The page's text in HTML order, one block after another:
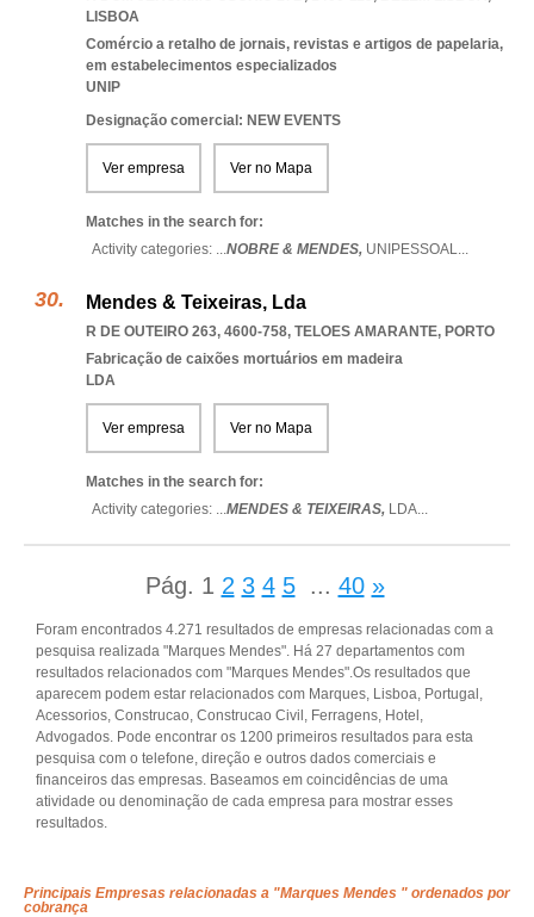
LISBOA
Comércio a retalho de jornais, revistas e artigos de papelaria,
em estabelecimentos especializados
UNIP
Designação comercial: NEW EVENTS
Ver empresa Ver no Mapa
Matches in the search for:
Activity categories: ...NOBRE & MENDES, UNIPESSOAL...
Mendes & Teixeiras, Lda
R DE OUTEIRO 263, 4600-758, TELOES AMARANTE, PORTO
Fabricação de caixões mortuários em madeira
LDA
Ver empresa Ver no Mapa
Matches in the search for:
Activity categories: ...MENDES & TEIXEIRAS, LDA...
Pág. 1 2 3 4 5 ... 40 »
Foram encontrados 4.271 resultados de empresas relacionadas com a
pesquisa realizada "Marques Mendes". Há 27 departamentos com
resultados relacionados com "Marques Mendes".Os resultados que
aparecem podem estar relacionados com Marques, Lisboa, Portugal,
Acessorios, Construcao, Construcao Civil, Ferragens, Hotel,
Advogados. Pode encontrar os 1200 primeiros resultados para esta
pesquisa com o telefone, direção e outros dados comerciais e
financeiros das empresas. Baseamos em coincidências de uma
atividade ou denominação de cada empresa para mostrar esses
resultados.
Principais Empresas relacionadas a "Marques Mendes " ordenados por
cobrança